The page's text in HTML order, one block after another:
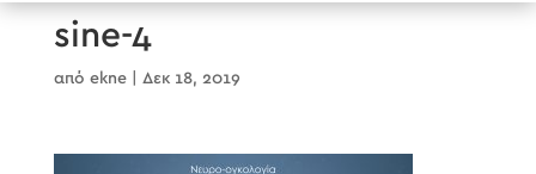
sine-4
από ekne| Δεκ 18, 2019